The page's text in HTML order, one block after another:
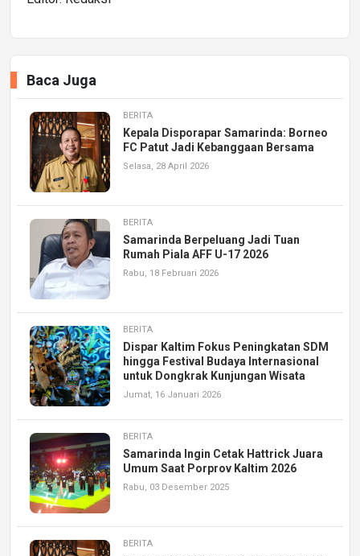
Baca Juga
BERITA
Kepala Disporapar Samarinda: Borneo
FC Patut Jadi Kebanggaan Bersama
Selasa, 28 April 2026
BERITA
Samarinda Berpeluang Jadi Tuan
Rumah Piala AFF U-17 2026
Rabu, 18 Februari 2026
BERITA
Dispar Kaltim Fokus Peningkatan SDM
hingga Festival Budaya Internasional
untuk Dongkrak Kunjungan Wisata
Jumat, 16 Januari 2026
BERITA
Samarinda Ingin Cetak Hattrick Juara
Umum Saat Porprov Kaltim 2026
Rabu, 03 Desember 2025
BERITA